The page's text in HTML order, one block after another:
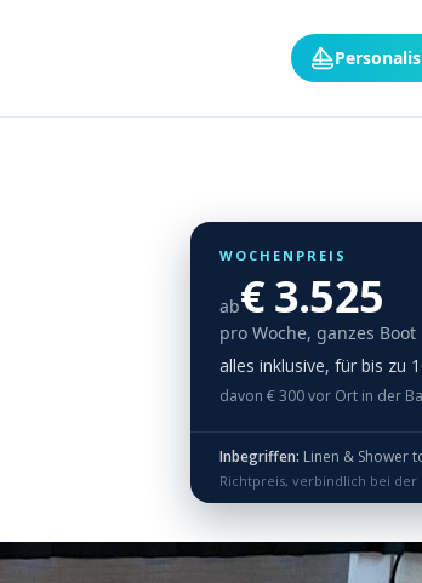
WOCHENPREIS
ab€ 3.525
pro Woche, ganzes Boot
alles inklusive, für bis zu
davon € 300 vor Ort in der
Inbegriffen: Linen & Shower towels, Dinghy,
Richtpreis, verbindlich bei der